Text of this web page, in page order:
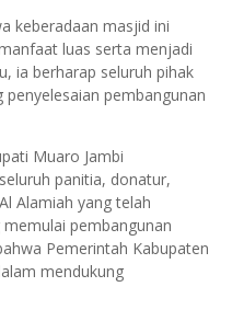
keberadaan masjid ini
luas serta menjadi
ia berharap seluruh pihak
pembangunan
Muaro Jambi
panitia, donatur,
Alamiah yang telah
pembangunan
Pemerintah Kabupaten
mendukung